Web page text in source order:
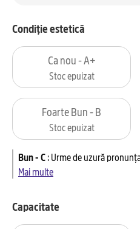
Condiție estetică
Ca nou - A+
Stoc epuizat
Foarte Bun - B
Stoc epuizat
Bun - C:Urme de uzură
Mai multe
Capacitate